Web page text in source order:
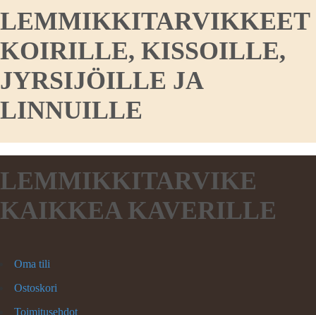
LEMMIKKITARVIKKEET
KOIRILLE, KISSOILLE,
JYRSIJÖILLE JA
LINNUILLE
LEMMIKKITARVIKE
KAIKKEA KAVERILLE
Oma tili
Ostoskori
Toimitusehdot